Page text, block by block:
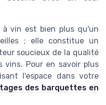
à vin est bien plus qu'un
; elle constitue un
soucieux de la qualité
vins. Pour en savoir plus
l'espace dans votre
des barquettes en